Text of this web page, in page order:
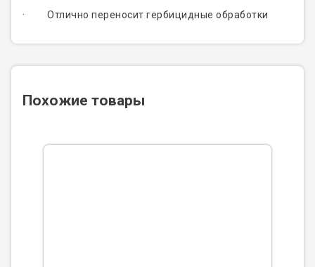
· Отлично переносит гербицидные обработки
Похожие товары